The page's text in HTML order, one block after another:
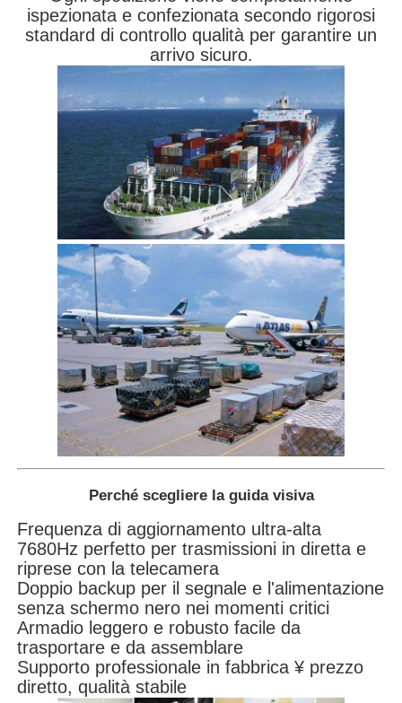
ispezionata e confezionata secondo rigorosi
standard di controllo qualità per garantire un
arrivo sicuro.
Perché scegliere la guida visiva
Frequenza di aggiornamento ultra-alta
7680Hz perfetto per trasmissioni in diretta e
riprese con la telecamera
Doppio backup per il segnale e l'alimentazione
senza schermo nero nei momenti critici
Armadio leggero e robusto facile da
trasportare e da assemblare
Supporto professionale in fabbrica ¥ prezzo
diretto, qualità stabile